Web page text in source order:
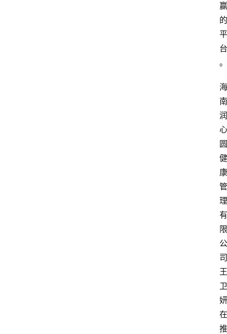
赢
的
平
台
。
海
南
润
心
圆
健
康
管
理
有
限
公
司
王
卫
妍
在
推